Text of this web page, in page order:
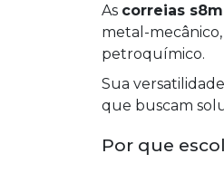
As correias
metal-
petroquímico.
Sua
que buscam
Por que